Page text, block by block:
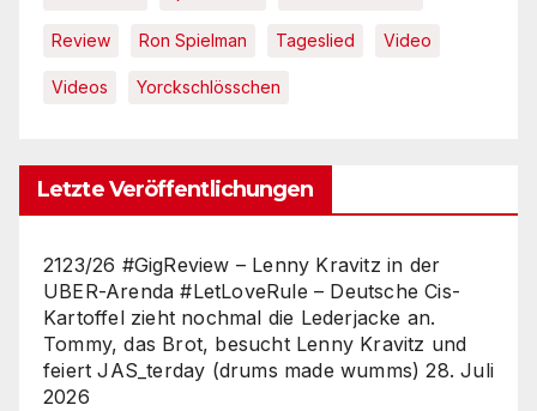
Review Ron Spielman Tageslied Video
Videos Yorckschlösschen
Letzte Veröffentlichungen
2123/26 #GigReview – Lenny Kravitz in der
UBER-Arenda #LetLoveRule – Deutsche Cis-
Kartoffel zieht nochmal die Lederjacke an.
Tommy, das Brot, besucht Lenny Kravitz und
feiert JAS_terday (drums made wumms) 28. Juli
2026